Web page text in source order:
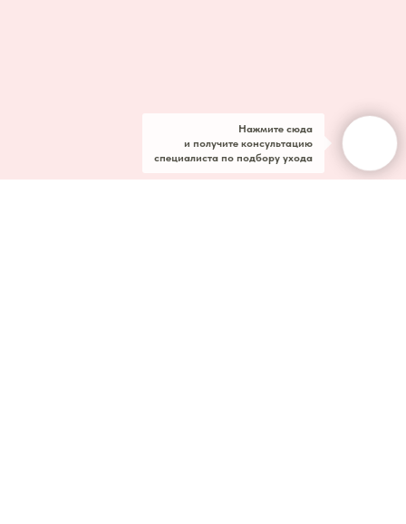
Нажмите сюда
и получите консультацию
специалиста по подбору ухода